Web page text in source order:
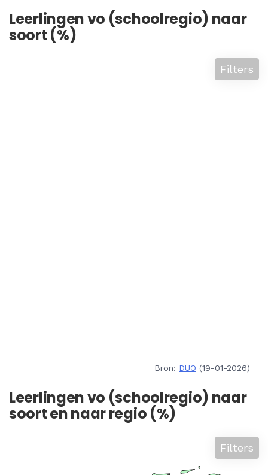
Leerlingen vo (schoolregio) naar
soort (%)
Filters
Bron: DUO (19-01-2026)
Leerlingen vo (schoolregio) naar
soort en naar regio (%)
Filters